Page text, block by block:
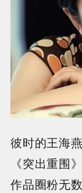
彼时的王海
《突出重围
作品圈粉无